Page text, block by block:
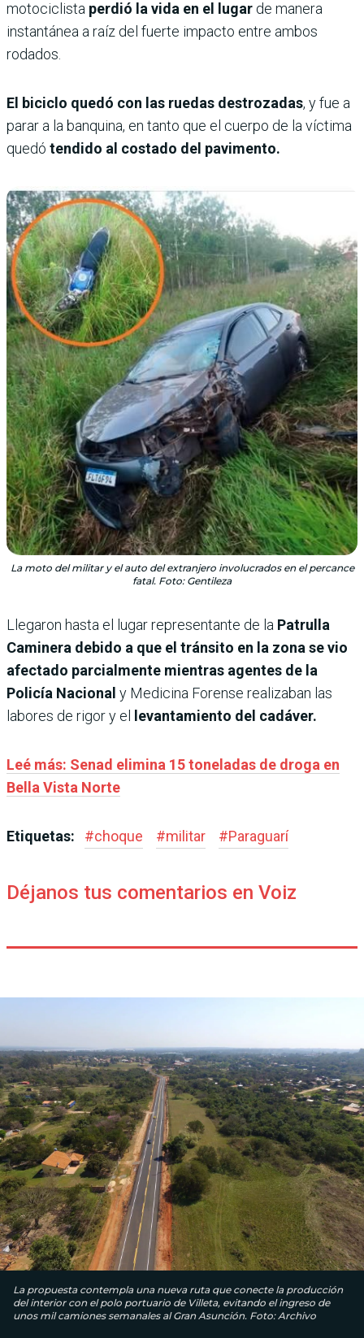
motociclista perdió la vida en el lugar de manera
instantánea a raíz del fuerte impacto entre ambos
rodados.
El biciclo quedó con las ruedas destrozadas, y fue a
parar a la banquina, en tanto que el cuerpo de la víctima
quedó tendido al costado del pavimento.
La moto del militar y el auto del extranjero involucrados en el percance
fatal. Foto: Gentileza
Llegaron hasta el lugar representante de la Patrulla
Caminera debido a que el tránsito en la zona se vio
afectado parcialmente mientras agentes de la
Policía Nacional y Medicina Forense realizaban las
labores de rigor y el levantamiento del cadáver.
Leé más: Senad elimina 15 toneladas de droga en
Bella Vista Norte
Etiquetas: #choque #militar #Paraguarí
Déjanos tus comentarios en Voiz
La propuesta contempla una nueva ruta que conecte la producción
del interior con el polo portuario de Villeta, evitando el ingreso de
unos mil camiones semanales al Gran Asunción. Foto: Archivo